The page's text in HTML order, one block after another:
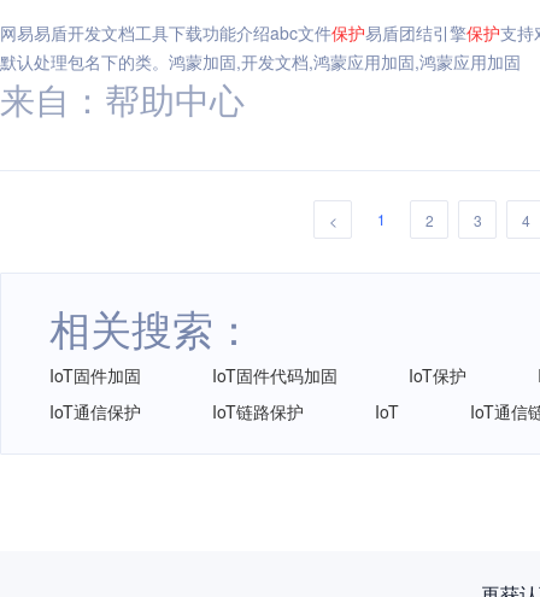
网易易盾开发文档工具下载功能介绍abc文件保护易盾团结引擎保护支持
默认处理包名下的类。鸿蒙加固,开发文档,鸿蒙应用加固,鸿蒙应用加固
来自：帮助中心
< 1 2 3 4
相关搜索：
IoT固件加固 IoT固件代码加固 IoT保护
IoT通信保护
IoT链路保护 IoT IoT通信